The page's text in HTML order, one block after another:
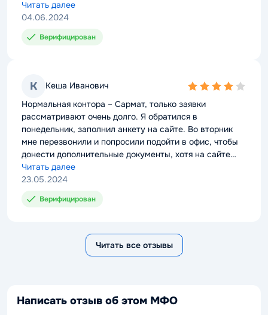
ровно на 200 тысяч. Подвел меня немного Сармат.
Читать далее
04.06.2024
Верифицирован
К Кеша Иванович
4,0
rating
Нормальная контора – Сармат, только заявки
рассматривают очень долго. Я обратился в
понедельник, заполнил анкету на сайте. Во вторник
мне перезвонили и попросили подойти в офис, чтобы
донести дополнительные документы, хотя на сайте
ничего про это не сказано. Положительный ответ по
заявке по мне прислали только в четверг, а деньги я
деньги нужны срочно, в Сармат лучше не обращаться.
Читать далее
23.05.2024
Верифицирован
Читать все отзывы
Написать отзыв об этом МФО